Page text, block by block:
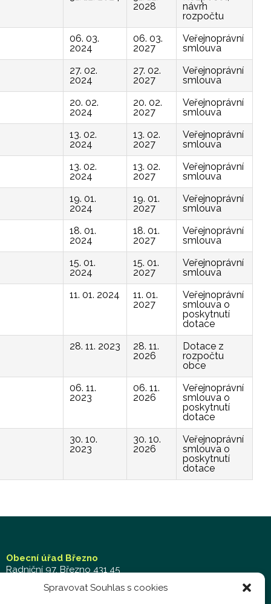
Spravovat Souhlas s cookies
2028
návrh
rozpočtu
06. 03.
2024
06. 03.
2027
Veřejnoprávní
smlouva
27. 02.
2024
27. 02.
2027
Veřejnoprávní
smlouva
20. 02.
2024
20. 02.
2027
Veřejnoprávní
smlouva
13. 02.
2024
13. 02.
2027
Veřejnoprávní
smlouva
13. 02.
2024
13. 02.
2027
Veřejnoprávní
smlouva
19. 01.
2024
19. 01.
2027
Veřejnoprávní
smlouva
18. 01.
2024
18. 01.
2027
Veřejnoprávní
smlouva
15. 01.
2024
15. 01.
2027
Veřejnoprávní
smlouva
11. 01. 2024
11. 01.
2027
Veřejnoprávní
smlouva o
poskytnutí
dotace
28. 11. 2023
28. 11.
2026
Dotace z
rozpočtu
obce
06. 11.
2023
06. 11.
2026
Veřejnoprávní
smlouva o
poskytnutí
dotace
30. 10.
2023
30. 10.
2026
Veřejnoprávní
smlouva o
poskytnutí
dotace
Obecní úřad Březno
Radniční 97, Březno 431 45
Mob.: 702 019 929 – kancelář